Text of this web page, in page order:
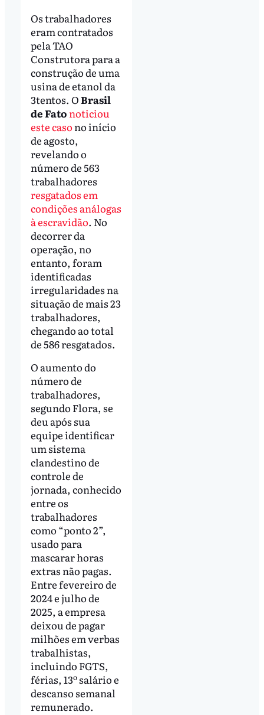
Os trabalhadores
eram contratados
pela TAO
Construtora para a
construção de uma
usina de etanol da
3tentos. OBrasil
de Fato noticiou
este caso no início
de agosto,
revelando o
número de 563
trabalhadores
resgatados em
condições análogas
à escravidão. No
decorrer da
operação, no
entanto, foram
identificadas
irregularidades na
situação de mais 23
trabalhadores,
chegando ao total
de 586 resgatados.
O aumento do
número de
trabalhadores,
segundo Flora, se
deu após sua
equipe identificar
um sistema
clandestino de
controle de
jornada, conhecido
entre os
trabalhadores
como “ponto 2”,
usado para
mascarar horas
extras não pagas.
Entre fevereiro de
2024 e julho de
2025, a empresa
deixou de pagar
milhões em verbas
trabalhistas,
incluindo FGTS,
férias, 13º salário e
descanso semanal
remunerado.